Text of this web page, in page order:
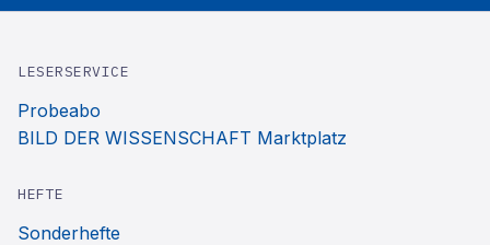
LESERSERVICE
Probeabo
BILD DER WISSENSCHAFT Marktplatz
HEFTE
Sonderhefte